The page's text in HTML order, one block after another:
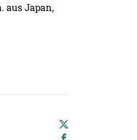
aus Japan,